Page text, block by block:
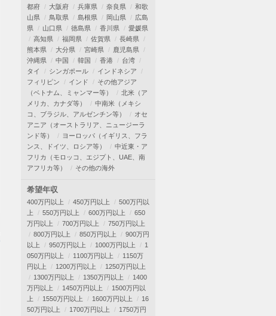
都府
大阪府 兵庫県 奈良県
和歌
山県
鳥取県 島根県 岡山県
広島
県
山口県 徳島県 香川県
愛媛県
高知県
福岡県 佐賀県
長崎県
熊本県
大分県 宮崎県
鹿児島県
沖縄県
中国 韓国 香港
台湾
タイ
シンガポール
インドネシア
フィリピン
インド
その他アジア
（ベトナム、ミャンマー等）
北米（ア
メリカ、カナダ等）
中南米（メキシ
コ、ブラジル、アルゼンチン等）
オセ
アニア（オーストラリア、ニュージーラ
ンド等）
ヨーロッパ（イギリス、フラ
ンス、ドイツ、ロシア等）
中近東・ア
フリカ（モロッコ、エジプト、UAE、南
アフリカ等）
その他の海外
希望年収
400万円以上 450万円以上
500万円以
上
550万円以上 600万円以上
650
万円以上
700万円以上
750万円以上
800万円以上
850万円以上
900万円
以上
950万円以上 1000万円以上
1
050万円以上
1100万円以上
1150万
円以上
1200万円以上
1250万円以上
1300万円以上
1350万円以上
1400
万円以上
1450万円以上
1500万円以
上
1550万円以上 1600万円以上
16
50万円以上
1700万円以上
1750万円